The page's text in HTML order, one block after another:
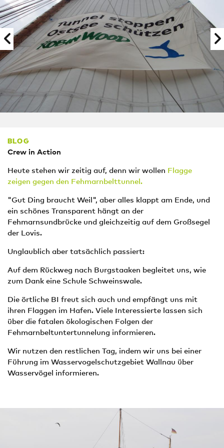
BLOG
Crew in Action
Heute stehen wir zeitig auf, denn wir wollen Flagge
zeigen gegen den Fehmarnbelttunnel.
"Gut Ding braucht Weil", aber alles klappt am Ende, und
ein schönes Transparent hängt an der
Fehmarnsundbrücke und gleichzeitig auf dem Großsegel
der Lovis.
Unglaublich aber tatsächlich passiert:
Auf dem Rückweg nach Burgstaaken begleitet uns, wie
zum Dank eine Schule Schweinswale.
Die örtliche BI freut sich auch und empfängt uns mit
ihren Flaggen im Hafen. Viele Interessierte lassen sich
über die fatalen ökologischen Folgen der
Fehmarnbeltuntertunnelung informieren.
Wir nutzen den restlichen Tag, indem wir uns bei einer
Führung im Wasservogelschutzgebiet Wallnau über
Wasservögel informieren.